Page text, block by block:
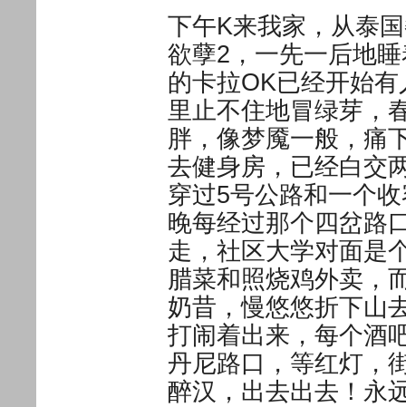
下午K来我家，从泰
欲孽2，一先一后地
的卡拉OK已经开始
里止不住地冒绿芽，
胖，像梦魇一般，痛
去健身房，已经白交
穿过5号公路和一个
晚每经过那个四岔路
走，社区大学对面是
腊菜和照烧鸡外卖，
奶昔，慢悠悠折下山
打闹着出来，每个酒
丹尼路口，等红灯，
醉汉，出去出去！永